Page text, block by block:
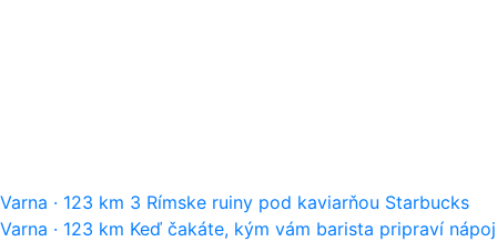
Varna · 123 km 3 Rímske ruiny pod kaviarňou Starbucks
Varna · 123 km Keď čakáte, kým vám barista pripraví nápoj